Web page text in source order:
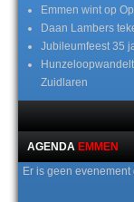
Emmen wint op
Daan Lambers
Jubileumfeest 35
Zuidlaren
AGENDA EMMEN
Er is geen evenement